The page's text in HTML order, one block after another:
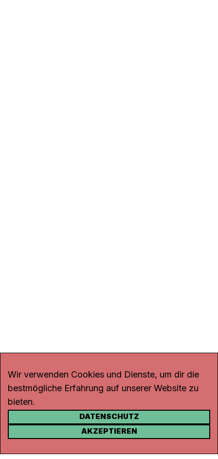
KONTAKT
Wir verwenden Cookies und Dienste, um dir die
bestmögliche Erfahrung auf unserer Website zu
bieten.
DATENSCHUTZ
AKZEPTIEREN